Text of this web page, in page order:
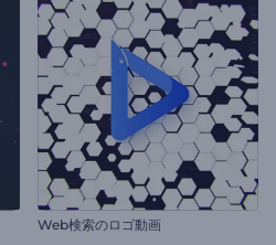
Web検索のロゴ動画